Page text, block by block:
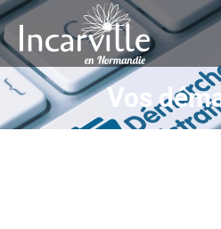
Vos Vous